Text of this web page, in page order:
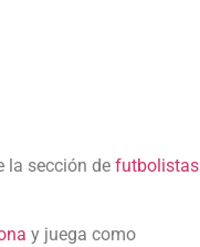
la sección de futbolistas
y juega como